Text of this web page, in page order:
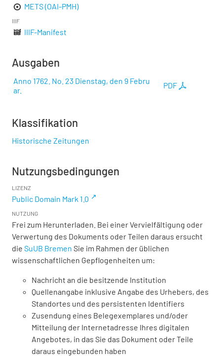
METS (OAI-PMH)
IIIF
IIIF-Manifest
Ausgaben
PDF
Anno 1762. No. 23 Dienstag, den 9 Febru
ar.
Klassifikation
Historische Zeitungen
Nutzungsbedingungen
LIZENZ
Public Domain Mark 1.0
NUTZUNG
Frei zum Herunterladen. Bei einer Vervielfältigung oder
Verwertung des Dokuments oder Teilen daraus ersucht
die SuUB Bremen Sie im Rahmen der üblichen
wissenschaftlichen Gepflogenheiten um:
Nachricht an die besitzende Institution
Quellenangabe inklusive Angabe des Urhebers, des
Standortes und des persistenten Identifiers
Zusendung eines Belegexemplares und/oder
Mitteilung der Internetadresse Ihres digitalen
Angebotes, in das Sie das Dokument oder Teile
daraus eingebunden haben